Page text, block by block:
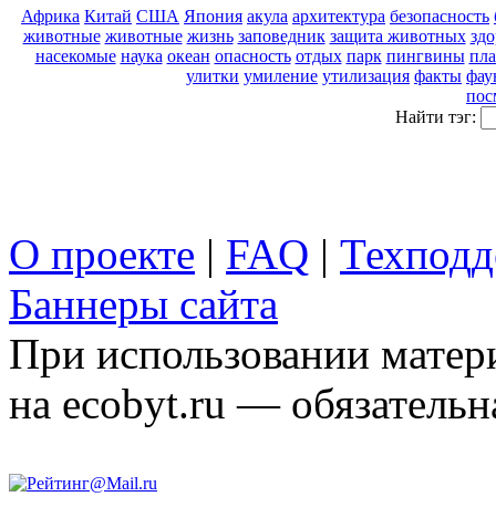
Африка Китай США Япония акула архитектура безопасность
животные животные жизнь заповедник защита животных
насекомые наука океан опасность отдых парк пингвины
улитки умиление утилизация факты
Найти тэг:
О проекте | FAQ |
Баннеры сайта
При использовании
на ecobyt.ru —